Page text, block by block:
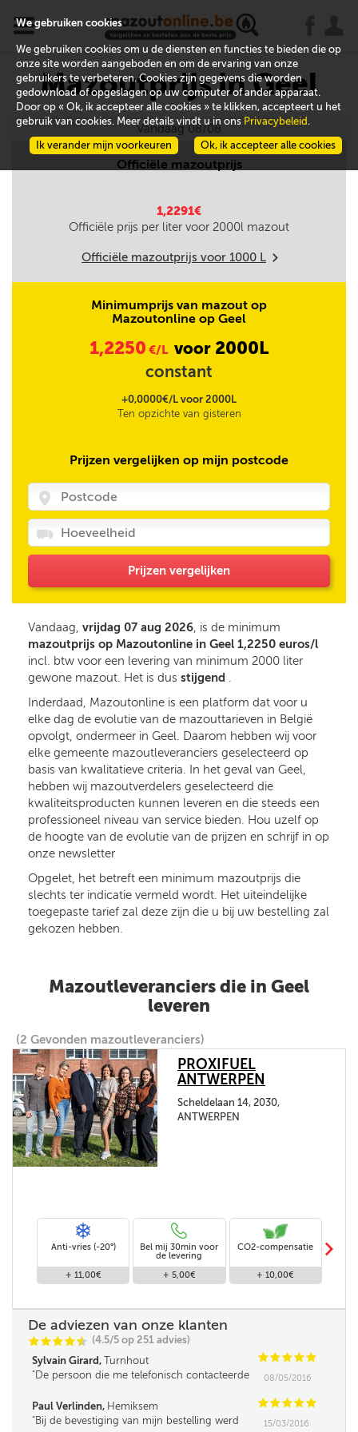
x
Mazoutprijs in Geel
Vandaag 08/08
Officiële mazoutprijs
1,2291€
Officiële prijs per liter voor 2000l mazout
Officiële mazoutprijs voor 1000 L m
Minimumprijs van mazout op
Mazoutonline op Geel
1,2250 €/L voor 2000L
constant
+0,0000€/L voor 2000L
Ten opzichte van gisteren
Prijzen vergelijken op mijn postcode
Prijzen vergelijken
Vandaag, vrijdag 07 aug 2026, is de minimum
mazoutprijs op Mazoutonline in Geel 1,2250 euros/l
incl. btw voor een levering van minimum 2000 liter
gewone mazout. Het is dus stijgend .
Inderdaad, Mazoutonline is een platform dat voor u
elke dag de evolutie van de mazouttarieven in België
opvolgt, ondermeer in Geel. Daarom hebben wij voor
elke gemeente mazoutleveranciers geselecteerd op
basis van kwalitatieve criteria. In het geval van Geel,
hebben wij mazoutverdelers geselecteerd die
kwaliteitsproducten kunnen leveren en die steeds een
professioneel niveau van service bieden. Hou uzelf op
de hoogte van de evolutie van de prijzen en schrijf in op
onze newsletter
Opgelet, het betreft een minimum mazoutprijs die
slechts ter indicatie vermeld wordt. Het uiteindelijke
toegepaste tarief zal deze zijn die u bij uw bestelling zal
gekozen hebben.
Mazoutleveranciers die in Geel
leveren
(2 Gevonden mazoutleveranciers)
PROXIFUEL
ANTWERPEN
Scheldelaan 14, 2030,
ANTWERPEN
Anti-vries (-20°)
+ 11,00€
Bel mij 30min voor
de levering
+ 5,00€
CO2-compensatie
+ 10,00€
m
De adviezen van onze klanten
CCCCi
@ (4.5/5 op 251 advies)
Sylvain Girard, Turnhout CCCCC
De persoon die me telefonisch contacteerde
leek me. Verder was de service super!
08/05/2016
Paul Verlinden, Hemiksem CCCCC
Bij de bevestiging van mijn bestelling werd
15/03/2016
We gebruiken cookies
We gebruiken cookies om u de diensten en functies te bieden die op
onze site worden aangeboden en om de ervaring van onze
gebruikers te verbeteren. Cookies zijn gegevens die worden
gedownload of opgeslagen op uw computer of ander apparaat.
Door op « Ok, ik accepteer alle cookies » te klikken, accepteert u het
gebruik van cookies. Meer details vindt u in ons Privacybeleid .
Ok, ik accepteer alle cookies
Ik verander mijn voorkeuren